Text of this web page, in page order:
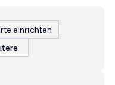
einrichten